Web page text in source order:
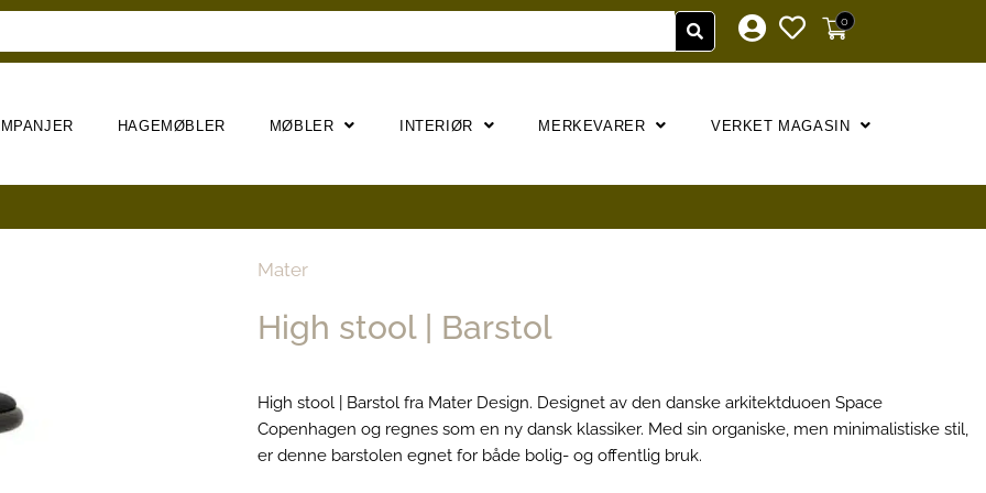
0
HAGEMØBLER MØBLER INTERIØR MERKEVARER VERKET MAGASIN
Mater
High stool | Barstol
High stool | Barstol fra Mater Design. Designet av den danske arkitektduoen Space
Copenhagen og regnes som en ny dansk klassiker. Med sin organiske, men minimalistiske stil,
er denne barstolen egnet for både bolig- og offentlig bruk.